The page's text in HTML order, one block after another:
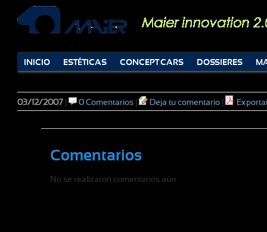
INICIO ESTÉTICAS CONCEPT CARS DOSSIERES
03/12/2007 | 0 Comentarios | Deja tu comentario |
Comentarios
No se realizaron comentarios aún